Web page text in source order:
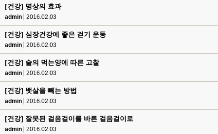
[건강] 명상의 효과
admin 2016.02.03
[건강] 심장건강에 좋은 걷기 운동
admin 2016.02.03
[건강] 술의 먹는양에 따른 고찰
admin 2016.02.03
[건강] 뱃살을 빼는 방법
admin 2016.02.03
[건강] 잘못된 걸음걸이를 바른 걸음걸이로
admin 2016.02.03